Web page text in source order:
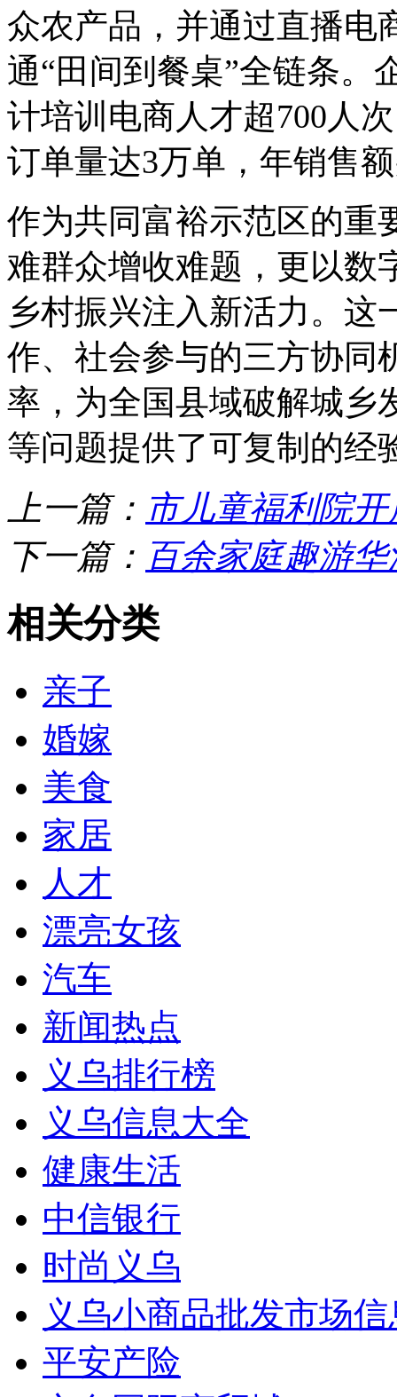
众农产品，并通过直播电
通“田间到餐桌”全链条。
计培训电商人才超700人
订单量达3万单，年销售
作为共同富裕示范区的重
难群众增收难题，更以数
乡村振兴注入新活力。这
作、社会参与的三方协同
率，为全国县域破解城乡
等问题提供了可复制的经
上一篇： 市儿童福利院
下一篇： 百余家庭趣游
相关分类
亲子
婚嫁
美食
家居
人才
漂亮女孩
汽车
新闻热点
义乌排行榜
义乌信息大全
健康生活
中信银行
时尚义乌
义乌小商品批发市场
平安产险